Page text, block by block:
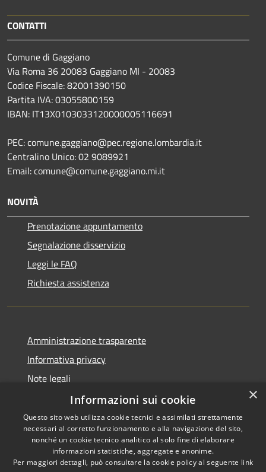
CONTATTI
Comune di Gaggiano
Via Roma 36 20083 Gaggiano MI - 20083
Codice Fiscale: 82001390150
Partita IVA: 03055800159
IBAN: IT13X0103033120000005116691
PEC: comune.gaggiano@pec.regione.lombardia.it
Centralino Unico: 02 9089921
Email: comune@comune.gaggiano.mi.it
NOVITÀ
Prenotazione appuntamento
Segnalazione disservizio
Leggi le FAQ
Richiesta assistenza
Amministrazione trasparente
Informativa privacy
Note legali
Dichiarazione di accessibilità
RSS
Copyright © 2026 • Comune di
×
Informazioni sui cookie
Questo sito web utilizza cookie tecnici e assimilati strettamente
necessari al corretto funzionamento e alla navigazione del sito,
nonché un cookie tecnico analitico al solo fine di elaborare
informazioni statistiche, aggregate e anonime.
Per maggiori dettagli, può consultare la cookie policy al seguente link